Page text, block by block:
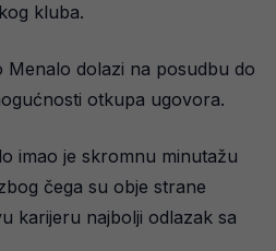
kluba.
Menalo dolazi na posudbu do
otkupa ugovora.
imao je skromnu minutažu
čega su obje strane
karijeru najbolji odlazak sa